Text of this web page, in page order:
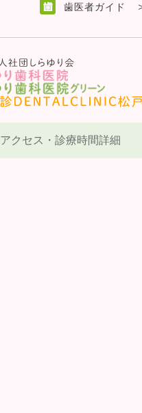
歯医者ガイド
アクセス・診療時間詳細